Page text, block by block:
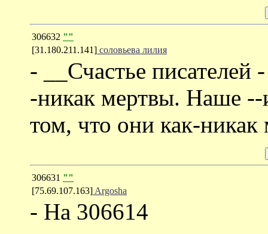
306632 ""
[31.180.211.141] соловьева лилия
- __Счастье писателей
-никак мертвы. Наше --
том, что они как-
306631 ""
[75.69.107.163] Argosha
- На 306614